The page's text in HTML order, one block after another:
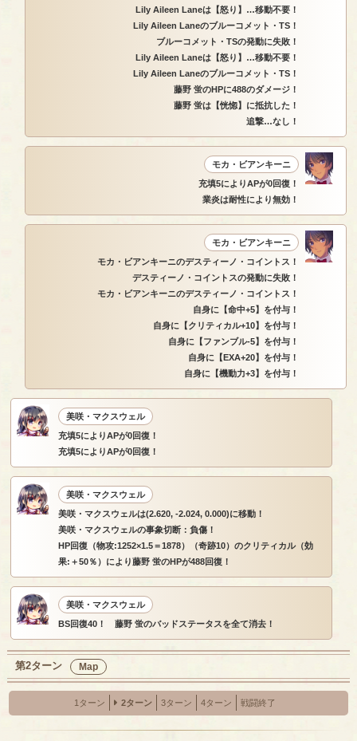
Lily Aileen Laneは【怒り】…移動不要！
Lily Aileen Laneのブルーコメット・TS！
ブルーコメット・TSの発動に失敗！
Lily Aileen Laneは【怒り】…移動不要！
Lily Aileen Laneのブルーコメット・TS！
藤野 蛍のHPに488のダメージ！
藤野 蛍は【恍惚】に抵抗した！
追撃…なし！
モカ・ビアンキーニ
充填5によりAPが0回復！
業炎は耐性により無効！
モカ・ビアンキーニ
モカ・ビアンキーニのデスティーノ・コイントス！
デスティーノ・コイントスの発動に失敗！
モカ・ビアンキーニのデスティーノ・コイントス！
自身に【命中+5】を付与！
自身に【クリティカル+10】を付与！
自身に【ファンブル-5】を付与！
自身に【EXA+20】を付与！
自身に【機動力+3】を付与！
美咲・マクスウェル
充填5によりAPが0回復！
充填5によりAPが0回復！
美咲・マクスウェル
美咲・マクスウェルは(2.620, -2.024, 0.000)に移動！
美咲・マクスウェルの事象切断：負傷！
HP回復（物攻:1252×1.5＝1878）（奇跡10）のクリティカル（効
果:＋50％）により藤野 蛍のHPが488回復！
美咲・マクスウェル
BS回復40！ 藤野 蛍のバッドステータスを全て消去！
第2ターン Map
1ターン 2ターン 3ターン 4ターン 戦闘終了